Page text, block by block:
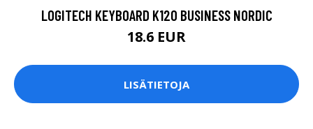
LOGITECH KEYBOARD K120 BUSINESS NORDIC
18.6 EUR
LISÄTIETOJA